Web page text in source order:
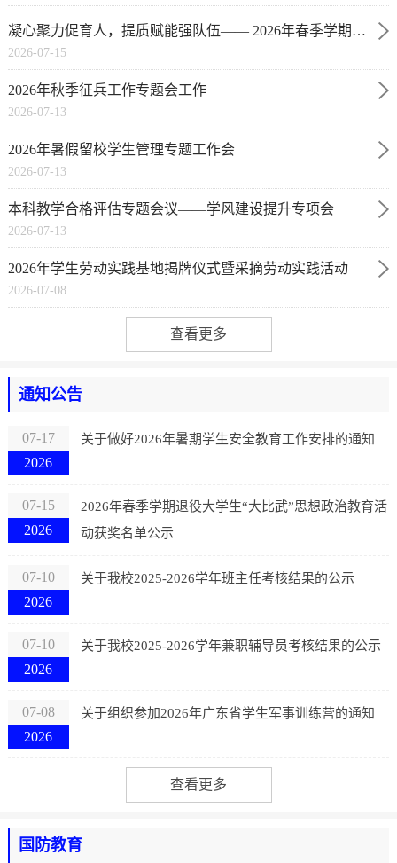
凝心聚力促育人，提质赋能强队伍—— 2026年春季学期辅
导员专题培训暨学生工作总结会
2026-07-15
2026年秋季征兵工作专题会工作
2026-07-13
2026年暑假留校学生管理专题工作会
2026-07-13
本科教学合格评估专题会议——学风建设提升专项会
2026-07-13
2026年学生劳动实践基地揭牌仪式暨采摘劳动实践活动
2026-07-08
查看更多
通知公告
07-17
2026
关于做好2026年暑期学生安全教育工作安排的通知
07-15
2026
2026年春季学期退役大学生“大比武”思想政治教育活
动获奖名单公示
07-10
2026
关于我校2025-2026学年班主任考核结果的公示
07-10
2026
关于我校2025-2026学年兼职辅导员考核结果的公示
07-08
2026
关于组织参加2026年广东省学生军事训练营的通知
查看更多
国防教育